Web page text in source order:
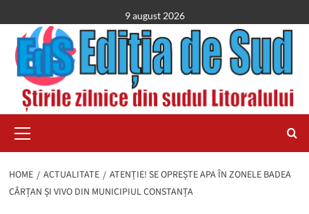
to
content
9 august 2026
Menu
HOME ACTUALITATE
ATENȚIE! SE OPREȘTE APA ÎN ZONELE BADEA
CÂRȚAN ȘI VIVO DIN MUNICIPIUL CONSTANȚA